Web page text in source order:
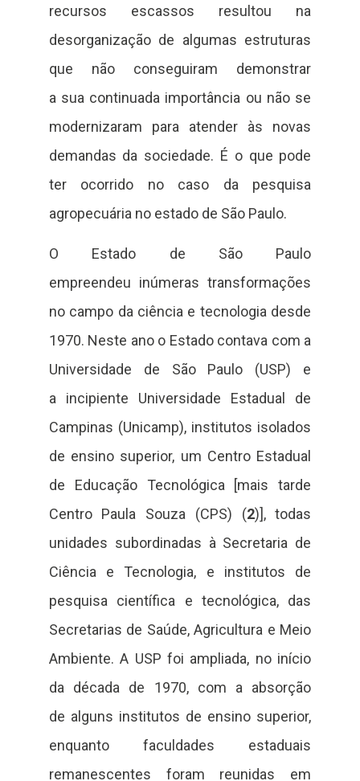
recursos escassos resultou na
desorganização de algumas estruturas
que não conseguiram demonstrar
a sua continuada importância ou não se
modernizaram para atender às novas
demandas da sociedade. É o que pode
ter ocorrido no caso da pesquisa
agropecuária no estado de São Paulo.
O Estado de São Paulo
empreendeu inúmeras transformações
no campo da ciência e tecnologia desde
1970. Neste ano o Estado contava com a
Universidade de São Paulo (USP) e
a incipiente Universidade Estadual de
Campinas (Unicamp), institutos isolados
de ensino superior, um Centro Estadual
de Educação Tecnológica [mais tarde
Centro Paula Souza (CPS) (2)], todas
unidades subordinadas à Secretaria de
Ciência e Tecnologia, e institutos de
pesquisa científica e tecnológica, das
Secretarias de Saúde, Agricultura e Meio
Ambiente. A USP foi ampliada, no início
da década de 1970, com a absorção
de alguns institutos de ensino superior,
enquanto faculdades estaduais
remanescentes foram reunidas em